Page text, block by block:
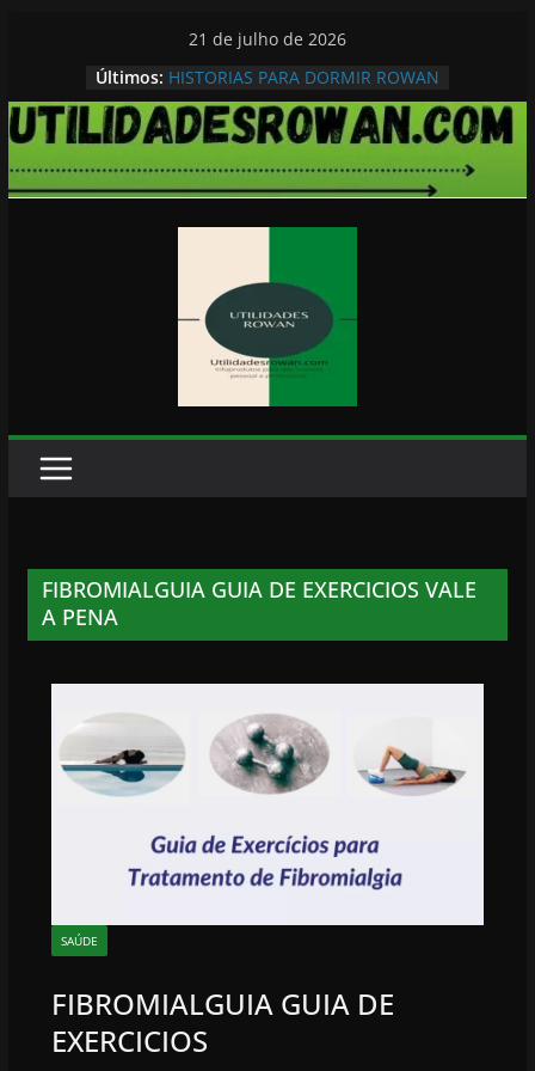
conteúdo
21 de julho de 2026
Últimos: HISTORIAS PARA DORMIR ROWAN
FIBROMIALGUIA GUIA DE EXERCICIOS VALE
A PENA
SAÚDE
FIBROMIALGUIA GUIA DE
EXERCICIOS